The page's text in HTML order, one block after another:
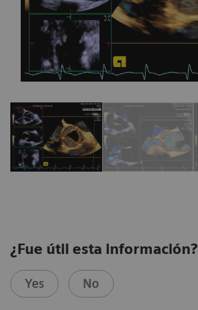
1 /8
1 /8
1 /18
1 /6
¿Fue útil esta información?
Yes No